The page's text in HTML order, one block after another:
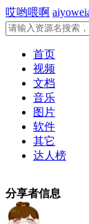
哎哟喂啊
首页
视频
文档
音乐
图片
软件
其它
达人榜
分享者信息